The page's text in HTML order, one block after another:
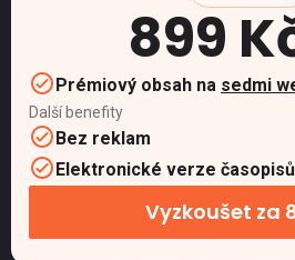
899
Prémiový obsah na sedmi
Další benefity
Bez reklam
Elektronické verze časopisů
Vyzkoušet za